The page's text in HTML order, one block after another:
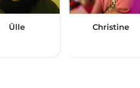
Ülle Christine